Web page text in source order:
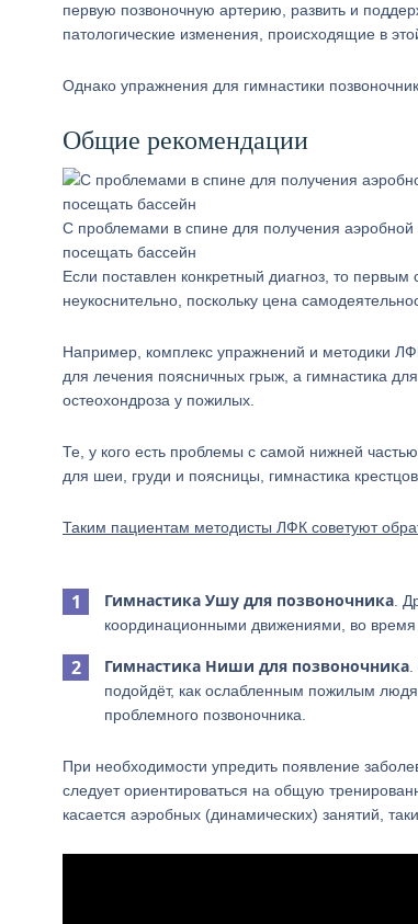
первую позвоночную артерию, развить и
патологические изменения, происходящие в
Однако упражнения для гимнастики
Общие рекомендации
С проблемами в спине для получения аэробной
посещать бассейн
Если поставлен конкретный диагноз, то
неукоснительно, поскольку цена
Например, комплекс упражнений и методики
для лечения поясничных грыж, а гимнастика
остеохондроза у пожилых.
Те, у кого есть проблемы с самой нижней
для шеи, груди и поясницы, гимнастика
Таким пациентам методисты ЛФК советуют
Гимнастика Ушу для позвоночника .
координационными движениями, во
Гимнастика Ниши для позвоночника
подойдёт, как ослабленным пожилым
проблемного позвоночника.
При необходимости упредить появление
следует ориентироваться на общую
касается аэробных (динамических) занятий,